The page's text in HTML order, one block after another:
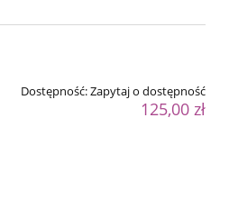
Dostępność:Zapytaj o dostępność
125,00 zł